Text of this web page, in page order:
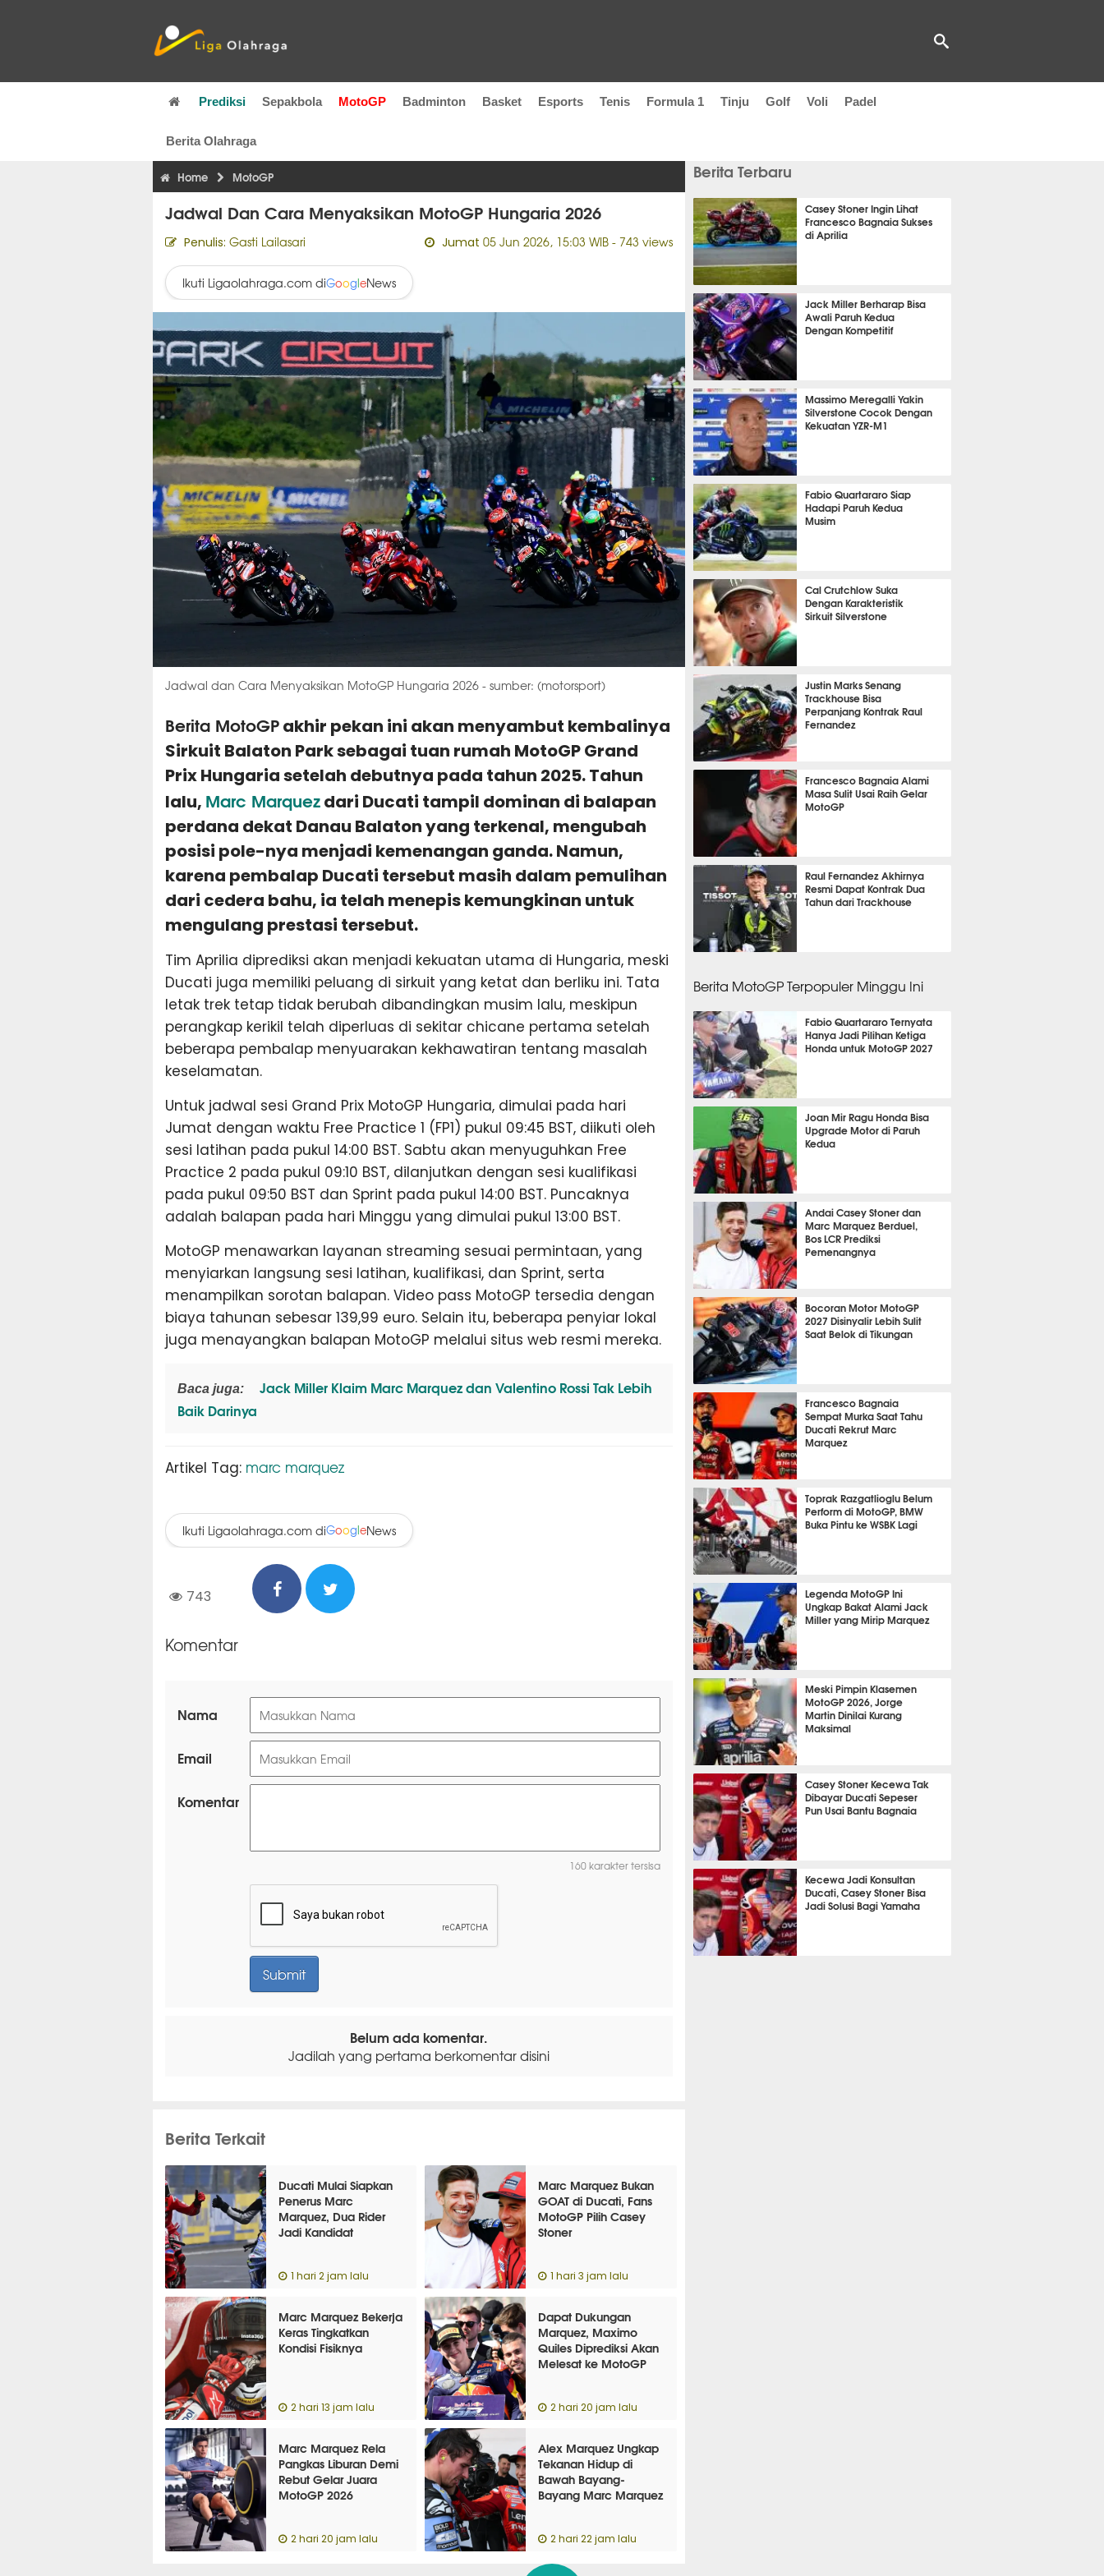
Prediksi Sepakbola MotoGP Badminton Basket Esports Tenis Formula 1 Tinju Golf Voli Padel
Berita Olahraga
Home MotoGP
Jadwal Dan Cara Menyaksikan MotoGP Hungaria 2026
Penulis: Gasti Lailasari Jumat 05 Jun 2026, 15:03 WIB- 743 views
Ikuti Ligaolahraga.com diGoogleNews
Jadwal dan Cara Menyaksikan MotoGP Hungaria 2026 - sumber: (motorsport)
Berita MotoGPakhir pekan ini akan menyambut kembalinya
Sirkuit Balaton Park sebagai tuan rumah MotoGP Grand
Prix Hungaria setelah debutnya pada tahun 2025. Tahun
lalu, Marc Marquezdari Ducati tampil dominan di balapan
perdana dekat Danau Balaton yang terkenal, mengubah
posisi pole-nya menjadi kemenangan ganda. Namun,
karena pembalap Ducati tersebut masih dalam pemulihan
dari cedera bahu, ia telah menepis kemungkinan untuk
mengulang prestasi tersebut.
Tim Aprilia diprediksi akan menjadi kekuatan utama di Hungaria, meski
Ducati juga memiliki peluang di sirkuit yang ketat dan berliku ini. Tata
letak trek tetap tidak berubah dibandingkan musim lalu, meskipun
perangkap kerikil telah diperluas di sekitar chicane pertama setelah
beberapa pembalap menyuarakan kekhawatiran tentang masalah
keselamatan.
Untuk jadwal sesi Grand Prix MotoGP Hungaria, dimulai pada hari
Jumat dengan waktu Free Practice 1 (FP1) pukul 09:45 BST, diikuti oleh
sesi latihan pada pukul 14:00 BST. Sabtu akan menyuguhkan Free
Practice 2 pada pukul 09:10 BST, dilanjutkan dengan sesi kualifikasi
pada pukul 09:50 BST dan Sprint pada pukul 14:00 BST. Puncaknya
adalah balapan pada hari Minggu yang dimulai pukul 13:00 BST.
MotoGP menawarkan layanan streaming sesuai permintaan, yang
menyiarkan langsung sesi latihan, kualifikasi, dan Sprint, serta
menampilkan sorotan balapan. Video pass MotoGP tersedia dengan
biaya tahunan sebesar 139,99 euro. Selain itu, beberapa penyiar lokal
juga menayangkan balapan MotoGP melalui situs web resmi mereka.
Baca juga:
Jack Miller Klaim Marc Marquez dan Valentino Rossi Tak Lebih
Baik Darinya
Artikel Tag: marc marquez
Ikuti Ligaolahraga.com diGoogleNews
743
Komentar
Nama
Email
Komentar
160 karakter tersisa
Belum ada komentar.
Jadilah yang pertama berkomentar disini
Berita Terkait
Ducati Mulai Siapkan
Penerus Marc
Marquez, Dua Rider
Jadi Kandidat
1 hari 2 jam lalu
Marc Marquez Bukan
GOAT di Ducati, Fans
MotoGP Pilih Casey
Stoner
1 hari 3 jam lalu
Marc Marquez Bekerja
Keras Tingkatkan
Kondisi Fisiknya
2 hari 13 jam lalu
Dapat Dukungan
Marquez, Maximo
Quiles Diprediksi Akan
Melesat ke MotoGP
2 hari 20 jam lalu
Marc Marquez Rela
Pangkas Liburan Demi
Rebut Gelar Juara
MotoGP 2026
2 hari 20 jam lalu
Alex Marquez Ungkap
Tekanan Hidup di
Bawah Bayang-
Bayang Marc Marquez
2 hari 22 jam lalu
Berita Terbaru
Casey Stoner Ingin Lihat
Francesco Bagnaia Sukses
di Aprilia
13 jam 41 menit lalu
Jack Miller Berharap Bisa
Awali Paruh Kedua
Dengan Kompetitif
13 jam 49 menit lalu
Massimo Meregalli Yakin
Silverstone Cocok Dengan
Kekuatan YZR-M1
13 jam 53 menit lalu
Fabio Quartararo Siap
Hadapi Paruh Kedua
Musim
14 jam 3 menit lalu
Cal Crutchlow Suka
Dengan Karakteristik
Sirkuit Silverstone
14 jam 8 menit lalu
Justin Marks Senang
Trackhouse Bisa
Perpanjang Kontrak Raul
Fernandez
14 jam 12 menit lalu
Francesco Bagnaia Alami
Masa Sulit Usai Raih Gelar
MotoGP
16 jam 55 menit lalu
Raul Fernandez Akhirnya
Resmi Dapat Kontrak Dua
Tahun dari Trackhouse
Berita MotoGP Terpopuler Minggu Ini
Fabio Quartararo Ternyata
Hanya Jadi Pilihan Ketiga
Honda untuk MotoGP 2027
MOTOGP
Joan Mir Ragu Honda Bisa
Upgrade Motor di Paruh
Kedua
MOTOGP
Andai Casey Stoner dan
Marc Marquez Berduel,
Bos LCR Prediksi
Pemenangnya
MOTOGP
Bocoran Motor MotoGP
2027 Disinyalir Lebih Sulit
Saat Belok di Tikungan
MOTOGP
Francesco Bagnaia
Sempat Murka Saat Tahu
Ducati Rekrut Marc
Marquez
MOTOGP
Toprak Razgatlioglu Belum
Perform di MotoGP, BMW
Buka Pintu ke WSBK Lagi
MOTOGP
Legenda MotoGP Ini
Ungkap Bakat Alami Jack
Miller yang Mirip Marquez
MOTOGP
Meski Pimpin Klasemen
MotoGP 2026, Jorge
Martin Dinilai Kurang
Maksimal
MOTOGP
Casey Stoner Kecewa Tak
Dibayar Ducati Sepeser
Pun Usai Bantu Bagnaia
MOTOGP
Kecewa Jadi Konsultan
Ducati, Casey Stoner Bisa
Jadi Solusi Bagi Yamaha